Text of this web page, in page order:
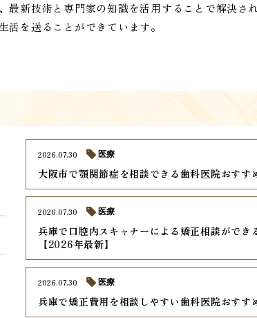
最新技術と専門家の知識を活用することで解決さ
活を送ることができています。
大阪市で顎関節症を相談できる歯科医院おすす
2026.07.30 医療
兵庫で口腔内スキャナーによる矯正相談ができ
【2026年最新】
2026.07.30 医療
兵庫で矯正費用を相談しやすい歯科医院おすす
2026.07.30 医療